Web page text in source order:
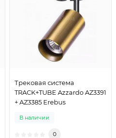
Трековая система
TRACK+TUBE Azzardo AZ3391
+ AZ3385 Erebus
В наличии
0